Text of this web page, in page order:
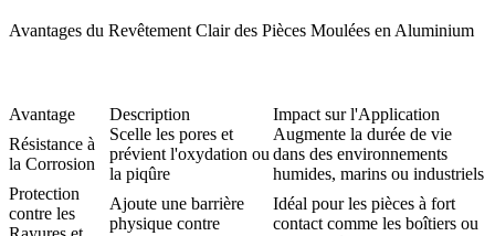
Avantages du Revêtement Clair des Pièces Moulées en Aluminium
Avantage Description
Impact sur l'Application
Résistance à
la Corrosion
Scelle les pores et
prévient l'oxydation ou
la piqûre
Augmente la durée de vie
dans des environnements
humides, marins ou industriels
Protection
contre les
Ajoute une barrière
physique contre
Idéal pour les pièces à fort
contact comme les boîtiers ou